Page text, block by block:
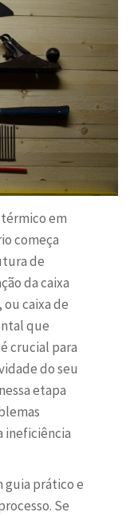
em
começa
de
da caixa
caixa de
que
crucial para
do seu
etapa
ineficiência
guia prático e
Se